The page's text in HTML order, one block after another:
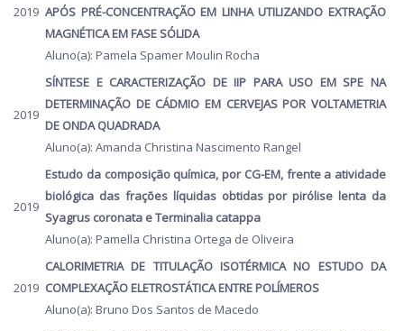
2019 APÓS PRÉ-CONCENTRAÇÃO EM LINHA UTILIZANDO EXTRAÇÃO
MAGNÉTICA EM FASE SÓLIDA
Aluno(a): Pamela Spamer Moulin Rocha
2019
SÍNTESE E CARACTERIZAÇÃO DE IIP PARA USO EM SPE NA
DETERMINAÇÃO DE CÁDMIO EM CERVEJAS POR VOLTAMETRIA
DE ONDA QUADRADA
Aluno(a): Amanda Christina Nascimento Rangel
2019
Estudo da composição química, por CG-EM, frente a atividade
biológica das frações líquidas obtidas por pirólise lenta da
Syagrus coronata e Terminalia catappa
Aluno(a): Pamella Christina Ortega de Oliveira
2019
CALORIMETRIA DE TITULAÇÃO ISOTÉRMICA NO ESTUDO DA
COMPLEXAÇÃO ELETROSTÁTICA ENTRE POLÍMEROS
Aluno(a): Bruno Dos Santos de Macedo